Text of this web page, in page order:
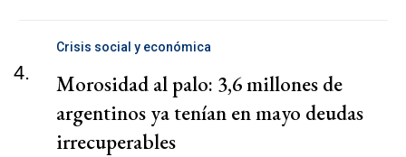
4.
Crisis social y económica
Morosidad al palo: 3,6 millones de
argentinos ya tenían en mayo deudas
irrecuperables